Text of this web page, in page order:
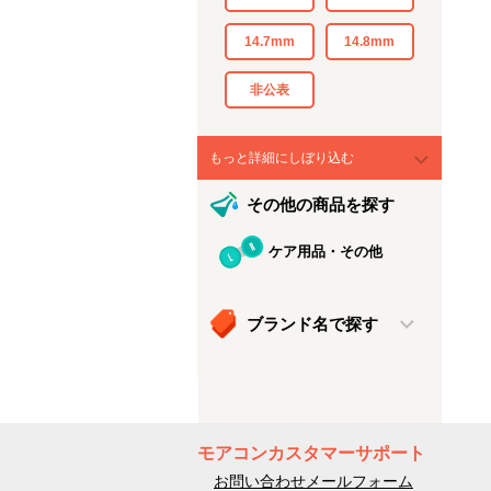
14.7mm 14.8mm
非公表
もっと詳細にしぼり込む
その他の商品を探す
ケア用品・その他
ブランド名で探す
モアコンカスタマーサポート
お問い合わせメールフォーム